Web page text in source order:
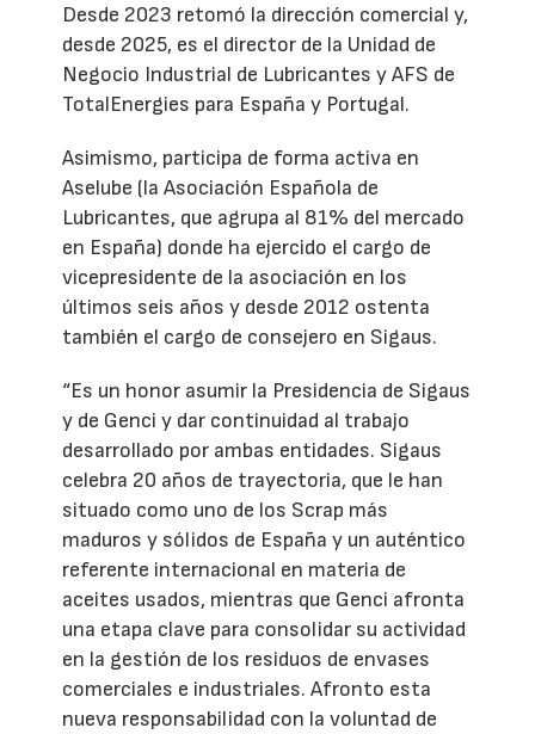
Desde 2023 retomó la dirección comercial y,
desde 2025, es el director de la Unidad de
Negocio Industrial de Lubricantes y AFS de
TotalEnergies para España y Portugal.
Asimismo, participa de forma activa en
Aselube (la Asociación Española de
Lubricantes, que agrupa al 81% del mercado
en España) donde ha ejercido el cargo de
vicepresidente de la asociación en los
últimos seis años y desde 2012 ostenta
también el cargo de consejero en Sigaus.
“Es un honor asumir la Presidencia de Sigaus
y de Genci y dar continuidad al trabajo
desarrollado por ambas entidades. Sigaus
celebra 20 años de trayectoria, que le han
situado como uno de los Scrap más
maduros y sólidos de España y un auténtico
referente internacional en materia de
aceites usados, mientras que Genci afronta
una etapa clave para consolidar su actividad
en la gestión de los residuos de envases
comerciales e industriales. Afronto esta
nueva responsabilidad con la voluntad de